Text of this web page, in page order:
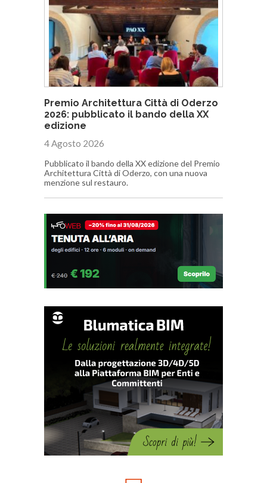
Premio Architettura Città di Oderzo
2026: pubblicato il bando della XX
edizione
4 Agosto 2026
Pubblicato il bando della XX edizione del Premio
Architettura Città di Oderzo, con una nuova
menzione sul restauro.